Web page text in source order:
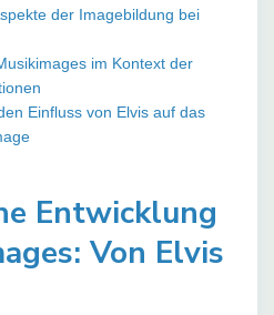
der Imagebildung bei
im Kontext der
Einfluss von Elvis auf das
Entwicklung
Von Elvis